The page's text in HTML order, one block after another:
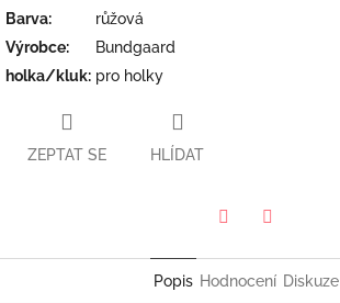
Barva:
růžová
Výrobce:
Bundgaard
holka/kluk: pro holky
ZEPTAT SE HLÍDAT
Popis Hodnocení Diskuze